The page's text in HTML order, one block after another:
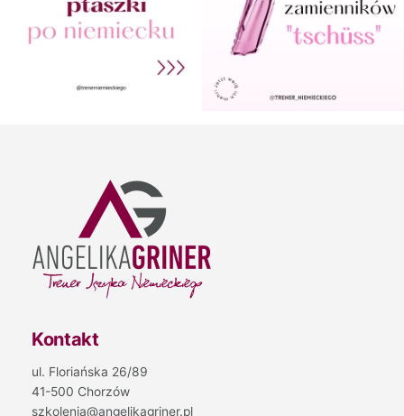
Kontakt
ul. Floriańska 26/89
41-500 Chorzów
szkolenia@angelikagriner.pl